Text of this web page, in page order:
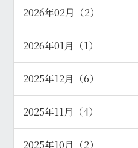
2026年02月（2）
2026年01月（1）
2025年12月（6）
2025年11月（4）
2025年10月（2）